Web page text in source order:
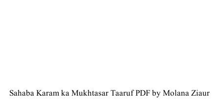
Sahaba Karam ka Mukhtasar Taaruf PDF by Molana Ziaur